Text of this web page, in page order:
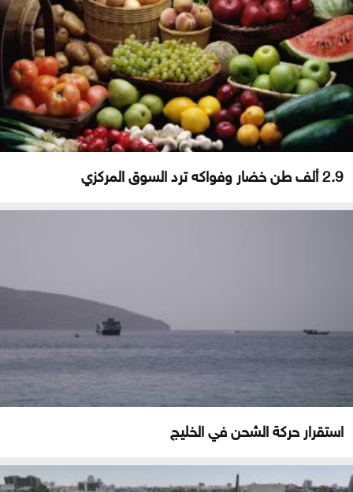
2.9 ألف طن خضار وفواكه ترد السوق المركزي
استقرار حركة الشحن في الخليج